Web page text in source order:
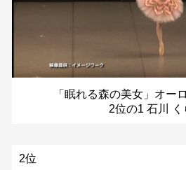
「眠れる森の美女」オー
2位の1 石川 く
2位